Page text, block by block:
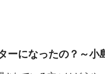
ーになったの？～小